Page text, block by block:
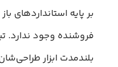
بر پایه استانداردهای
فروشنده وجود ندارد.
بلندمدت ابزار